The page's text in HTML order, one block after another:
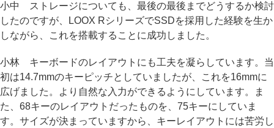
小中 ストレージについても、最後の最後までどうするか検討
したのですが、LOOX RシリーズでSSDを採用した経験を生か
しながら、これを搭載することに成功しました。
小林 キーボードのレイアウトにも工夫を凝らしています。当
初は14.7mmのキーピッチとしていましたが、これを16mmに
広げました。より自然な入力ができるようにしています。ま
た、68キーのレイアウトだったものを、75キーにしていま
す。サイズが決まっていますから、キーレイアウトには苦労し